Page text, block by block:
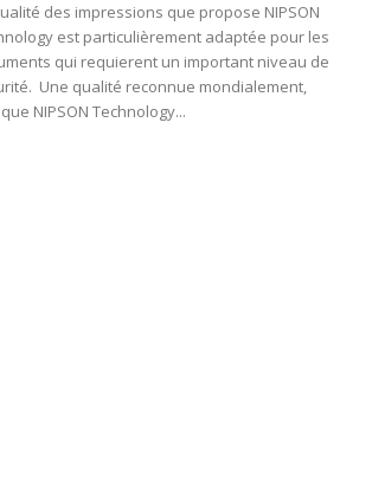
des impressions que propose NIPSON
est particulièrement adaptée pour les
qui requierent un important niveau de
Une qualité reconnue mondialement,
NIPSON Technology...